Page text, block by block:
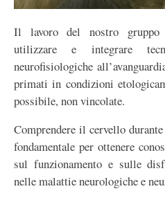
Il lavoro del nostro gruppo
utilizzare e integrare
neurofisiologiche
primati in condizioni
possibile, non vincolate.
Comprendere il cervello
fondamentale per ottenere
sul funzionamento e sulle
nelle malattie neurologiche e